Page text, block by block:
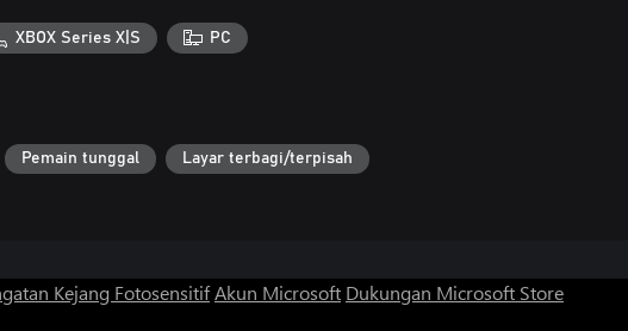
XBOX Series X|S PC
Pemain tunggal Layar terbagi/terpisah
Kejang FotosensitifAkun Microsoft Dukungan Microsoft Store